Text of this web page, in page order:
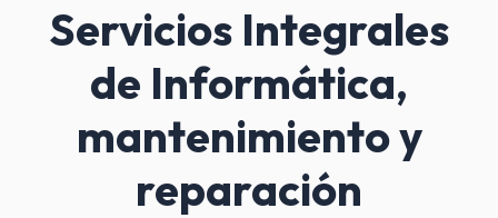
Servicios Integrales
de Informática,
mantenimiento y
reparación